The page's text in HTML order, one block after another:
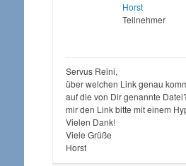
Horst
Teilnehmer
Servus Reini,
über welchen Link genau
auf die von Dir genannte
mir den Link bitte mit einem
Vielen Dank!
Viele Grüße
Horst